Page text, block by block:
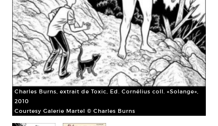
Charles Burns, extrait de Toxic, Ed. Cornélius coll. «Solange»,
2010
Courtesy Galerie Martel © Charles Burns